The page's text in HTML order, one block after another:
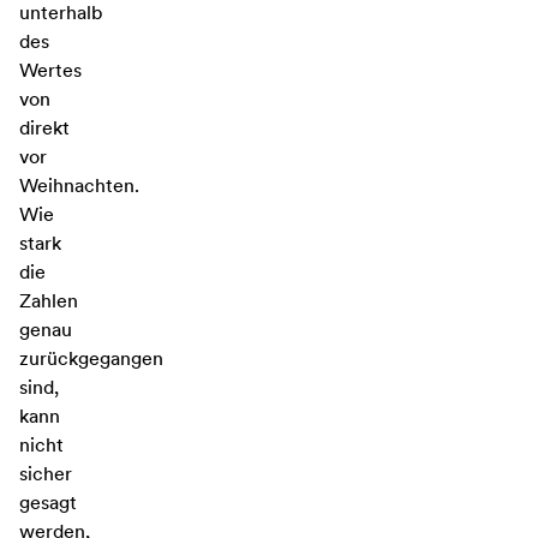
unterhalb
des
Wertes
von
direkt
vor
Weihnachten.
Wie
stark
die
Zahlen
genau
zurückgegangen
sind,
kann
nicht
sicher
gesagt
werden,